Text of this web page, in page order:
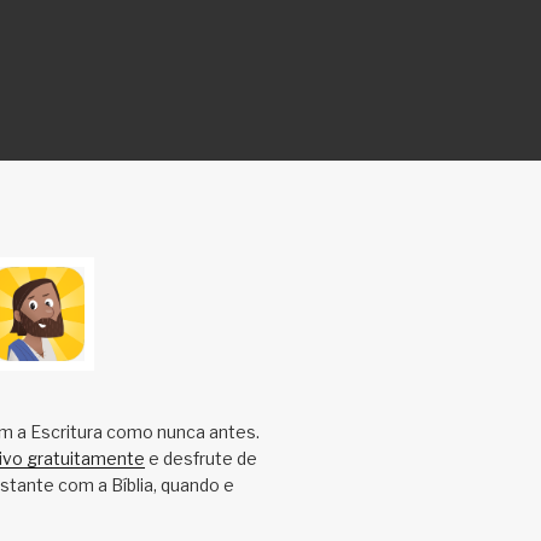
a Escritura como nunca antes.
gratuitamente e desfrute de
com a Bíblia, quando e